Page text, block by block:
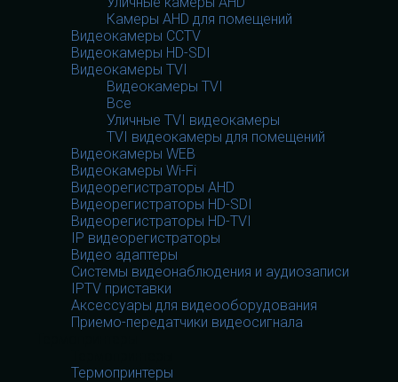
Камеры AHD для помещений
Видеокамеры CCTV
Видеокамеры HD-SDI
Видеокамеры TVI
Видеокамеры TVI
Все
Уличные TVI видеокамеры
TVI видеокамеры для помещений
Видеокамеры WEB
Видеокамеры Wi-Fi
Видеорегистраторы AHD
Видеорегистраторы HD-SDI
Видеорегистраторы HD-TVI
IP видеорегистраторы
Видео адаптеры
Системы видеонаблюдения и аудиозаписи
IPTV приставки
Аксессуары для видеооборудования
Приемо-передатчики видеосигнала
Термопринтеры